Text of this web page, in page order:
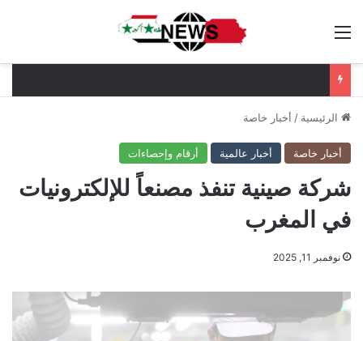
الرئيسية / أخبار خاصة
أخبار خاصة أخبار عالمية أرقام وإحصاءات
شركة صينية تنفذ مصنعاً للإلكترونيات
في المغرب
نوفمبر 11, 2025